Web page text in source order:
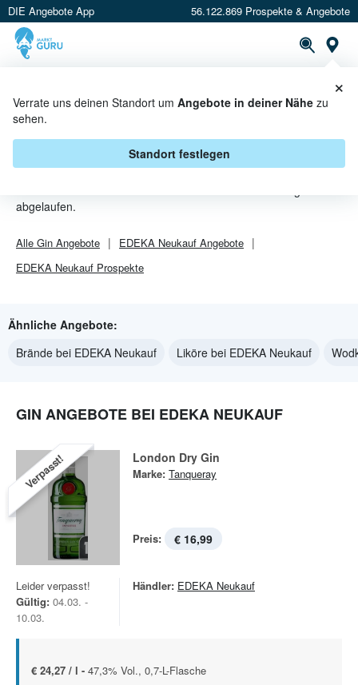
DIE Angebote App 56.122.869 Prospekte & Angebote
Verrate uns deinen Standort um Angebote in deiner Nähe zu
sehen.
Standort festlegen
×
GIN ANGEBOTE & AKTIONEN BEI
EDEKA NEUKAUF
abgelaufen.
Alle Gin Angebote EDEKA Neukauf Angebote
EDEKA Neukauf Prospekte
Ähnliche Angebote:
Brände bei EDEKA Neukauf
Liköre bei EDEKA Neukauf
GIN ANGEBOTE BEI EDEKA NEUKAUF
Verpasst! London Dry Gin
Marke: Tanqueray
Preis: € 16,99
Leider verpasst!
Gültig: 04.03. -
10.03.
Händler: EDEKA Neukauf
€ 24,27 / l - 47,3% Vol., 0,7-L-Flasche